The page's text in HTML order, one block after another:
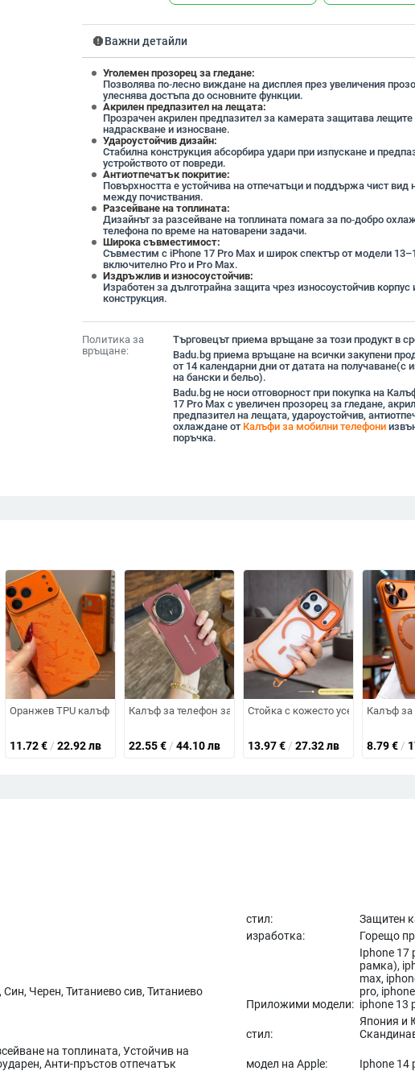
reportВажни детайли
Уголемен прозорец за гледане:
Позволява по‑лесно виждане на дисплея през увеличения
улеснява достъпа до основните функции.
Акрилен предпазител на лещата:
Прозрачен акрилен предпазител за камерата защитава лещите
надраскване и износване.
Удароустойчив дизайн:
Стабилна конструкция абсорбира удари при изпускане и
устройството от повреди.
Антиотпечатък покритие:
Повърхността е устойчива на отпечатъци и поддържа чист вид
между почиствания.
Разсейване на топлината:
Дизайнът за разсейване на топлината помага за по‑добро
телефона по време на натоварени задачи.
Широка съвместимост:
Съвместим с iPhone 17 Pro Max и широк спектър от модели
включително Pro и Pro Max.
Издръжлив и износоустойчив:
Изработен за дълготрайна защита чрез износоустойчив корпус
конструкция.
Политика за
връщане:
Търговецът приема връщане за този продукт в
Badu.bg приема връщане на всички закупени
от 14 календарни дни от датата на получаване(с
на бански и бельо).
Badu.bg не носи отговорност при покупка на
17 Pro Max с увеличен прозорец за гледане,
предпазител на лещата, удароустойчив,
охлаждане от Калъфи за мобилни телефони
поръчка.
повърхност, магнитно задържане, защита срещу изпускане, TPU+PC,
Max с голям прозорец, матов финиш и магнитно закрепване
Оранжев TPU калъф за iPhone 17 Pro и iPhone 17 Pro Max – пълна защита, против
11.72€ / 22.92 лв
Калъф за телефон за Honor Magic V5 с магнитна защита
22.55€ / 44.10 лв
Стойка с кожесто усещане за
13.97€ / 27.32 лв
Калъф за
8.79€ /
стил:
Защитен
изработка: Горещо
Черен, Титаниево сив, Титаниево
Приложими модели:
Iphone 17
рамка),
max,
pro,
iphone 13
стил:
Япония и
на топлината, Устойчив на
Анти-пръстов отпечатък
модел на Apple: Iphone 14